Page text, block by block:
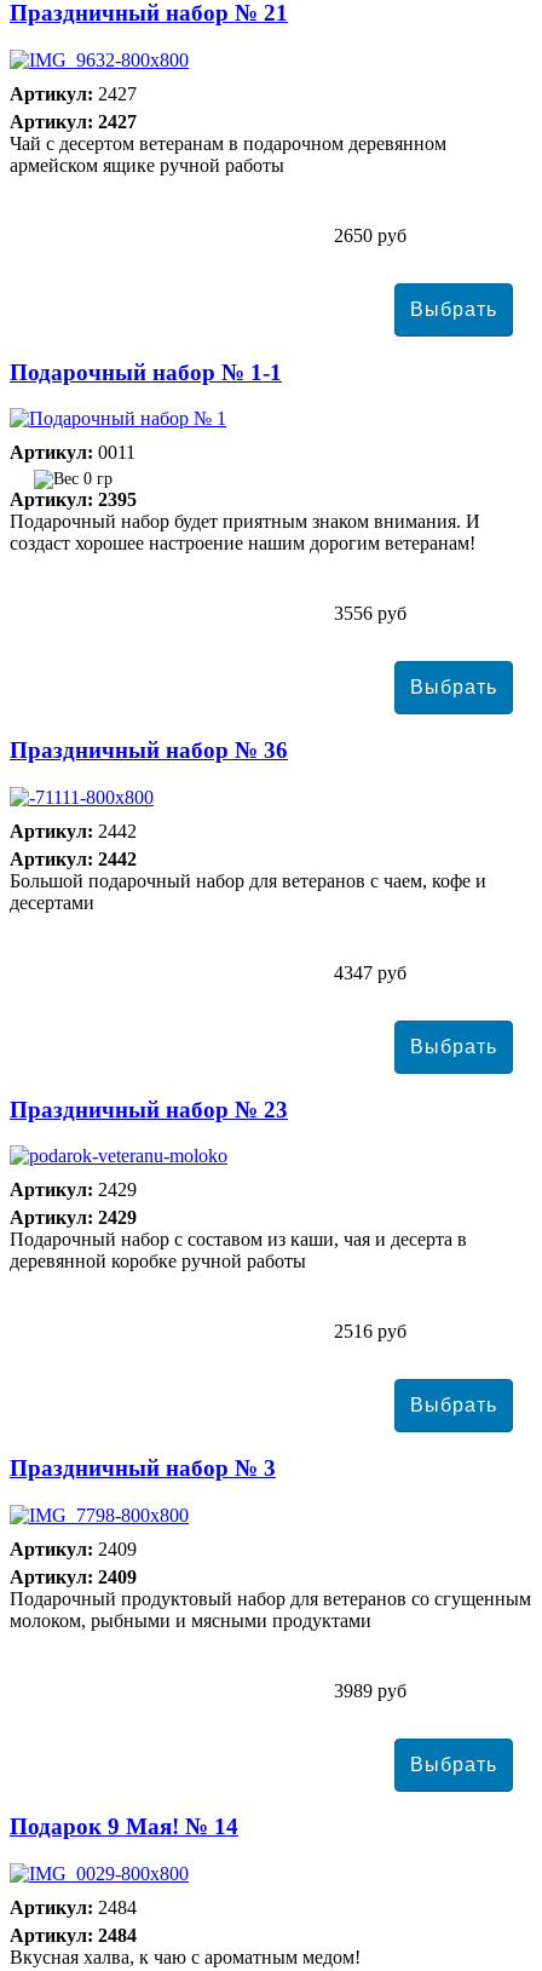
Праздничный набор № 21
Артикул: 2427
Артикул: 2427
Чай с десертом ветеранам в подарочном деревянном
армейском ящике ручной работы
2650 руб
Подарочный набор № 1-1
Артикул: 0011
0 гр
Артикул: 2395
Подарочный набор будет приятным знаком внимания. И
создаст хорошее настроение нашим дорогим ветеранам!
3556 руб
Праздничный набор № 36
Артикул: 2442
Артикул: 2442
Большой подарочный набор для ветеранов с чаем, кофе и
десертами
4347 руб
Праздничный набор № 23
Артикул: 2429
Артикул: 2429
Подарочный набор с составом из каши, чая и десерта в
деревянной коробке ручной работы
2516 руб
Праздничный набор № 3
Артикул: 2409
Артикул: 2409
Подарочный продуктовый набор для ветеранов со сгущенным
молоком, рыбными и мясными продуктами
3989 руб
Подарок 9 Мая! № 14
Артикул: 2484
Артикул: 2484
Вкусная халва, к чаю с ароматным медом!